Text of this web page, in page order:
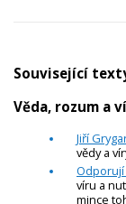
Související
Věda, rozum a
Jiří
vědy a
Odporují
víru a
mince